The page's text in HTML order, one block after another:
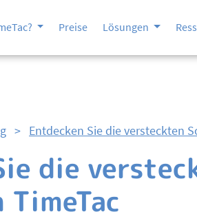
Preise Lösungen
> Entdecken Sie die versteckten
die